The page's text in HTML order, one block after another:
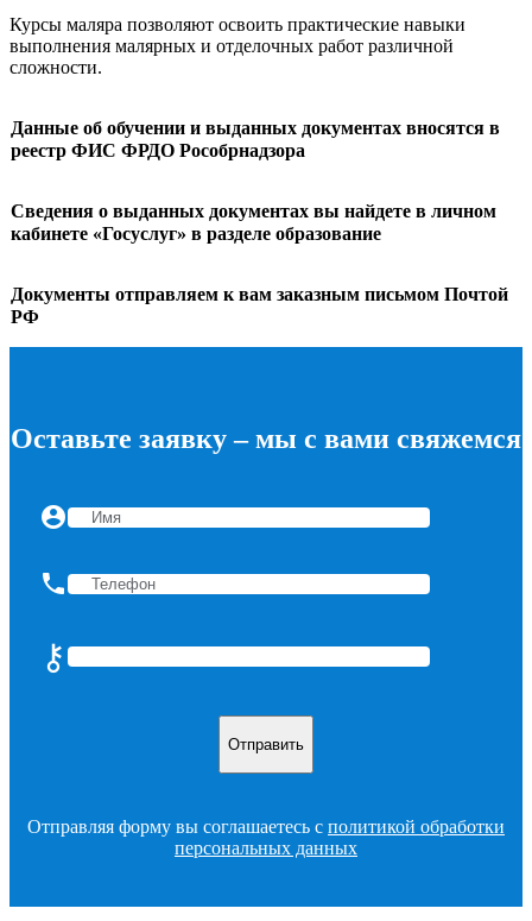
Курсы маляра позволяют освоить практические навыки
выполнения малярных и отделочных работ различной
сложности.
Данные об обучении и выданных документах вносятся в
реестр ФИС ФРДО Рособрнадзора
Сведения о выданных документах вы найдете в личном
кабинете «Госуслуг» в разделе образование
Документы отправляем к вам заказным письмом Почтой
РФ
Оставьте заявку – мы с вами свяжемся
account_circle
phone
⚷
Отправляя форму вы соглашаетесь с политикой обработки
персональных данных